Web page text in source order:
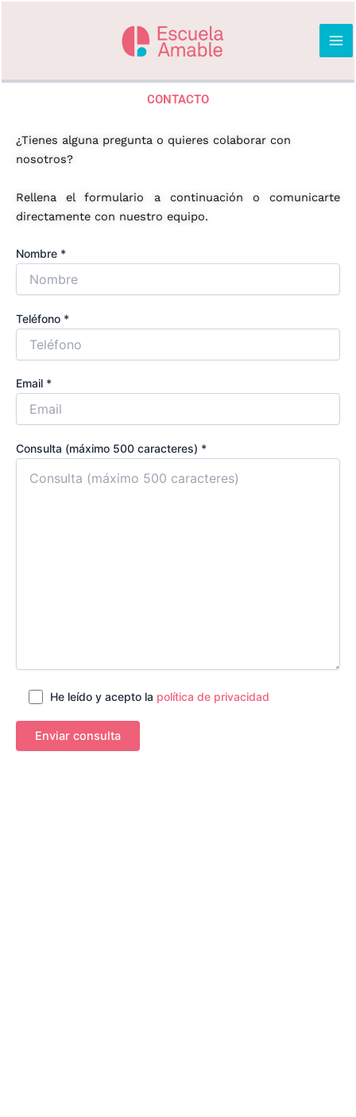
CONTACTO
¿Tienes alguna pregunta o quieres colaborar con
nosotros?
Rellena el formulario a continuación o comunicarte
directamente con nuestro equipo.
Nombre *
Teléfono *
Email *
Consulta (máximo 500 caracteres) *
He leído y acepto la política de privacidad